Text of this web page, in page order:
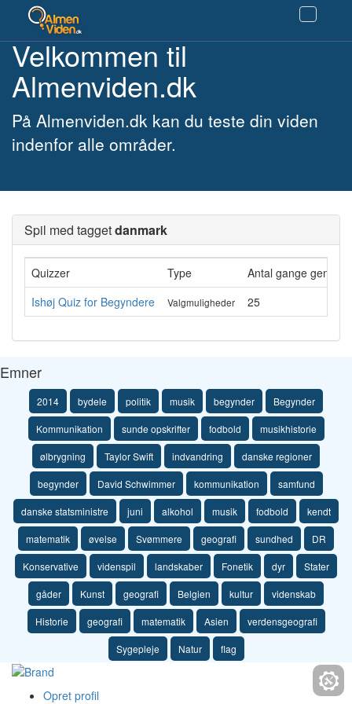
Velkommen til
Almenviden.dk
På Almenviden.dk kan du teste din viden
indenfor alle områder.
Spil med taggetdanmark
Quizzer Type
Antal gange
Ishøj Quiz for Begyndere
Valgmuligheder 25
Emner
2014 bydele politik musik begynder Begynder
Kommunikation sunde opskrifter fodbold musikhistorie
ølbrygning Taylor Swift indvandring danske regioner
begynder David Schwimmer kommunikation samfund
danske statsministre juni alkohol musik fodbold kendt
matematik øvelse Svømmere geografi sundhed DR
Konservative videnspil landskaber Fonetik dyr Stater
gåder Kunst geografi Belgien kultur videnskab
Historie geografi matematik Asien verdensgeografi
Sygepleje Natur flag
Opret profil